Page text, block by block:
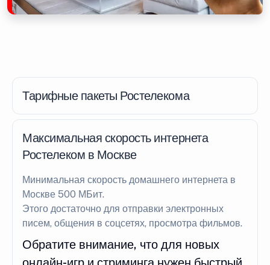
Тарифные пакеты Ростелекома
Максимальная скорость интернета
Ростелеком в Москве
Минимальная скорость домашнего интернета в
Москве 500 МБит.
Этого достаточно для отправки электронных
писем, общения в соцсетях, просмотра фильмов.
Обратите внимание, что для новых